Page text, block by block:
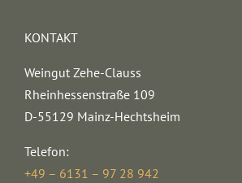
KONTAKT
Weingut Zehe-Clauss
Rheinhessenstraße 109
D-55129 Mainz-Hechtsheim
Telefon:
+49 – 6131 – 97 28 942